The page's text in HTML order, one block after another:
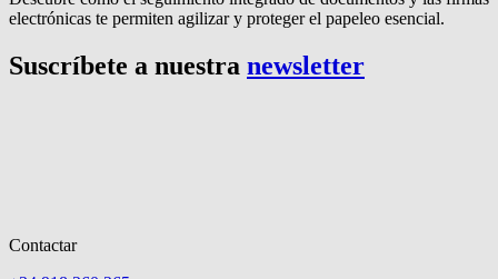
electrónicas te permiten agilizar y proteger el papeleo esencial.
Suscríbete a nuestra newsletter
Contactar